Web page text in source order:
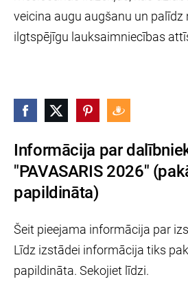
Informācija par
"PAVASARIS 2026"
papildināta)
Šeit pieejama informācija par
Līdz izstādei informācija tiks
papildināta. Sekojiet līdzi.
veicina augu augšanu un palīdz
ilgtspējīgu lauksaimniecības